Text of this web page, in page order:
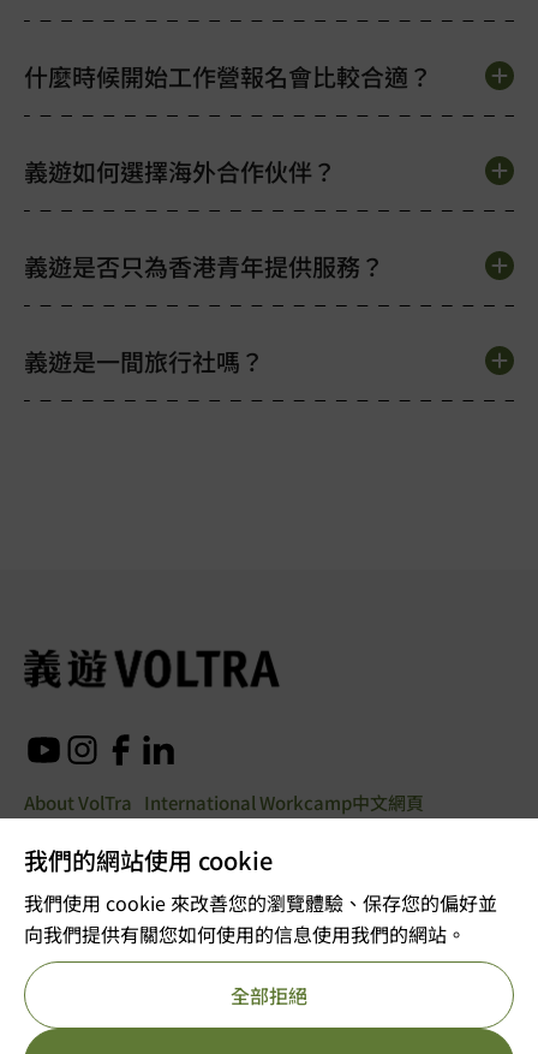
我們的網站使用 cookie
我們使用 cookie 來改善您的瀏覽體驗、保存您的偏好並
向我們提供有關您如何使用的信息使用我們的網站。
全部拒絕
什麼時候開始工作營報名會比較合適？
義遊如何選擇海外合作伙伴？
義遊是否只為香港青年提供服務？
義遊是一間旅行社嗎？
About VolTra International Workcamp中文網頁
© Copyright 2025. All rights
reserved
Company registration 53610456
Charitable organizations exempted from tax
Reference number: 91/11726
Privacy Policy